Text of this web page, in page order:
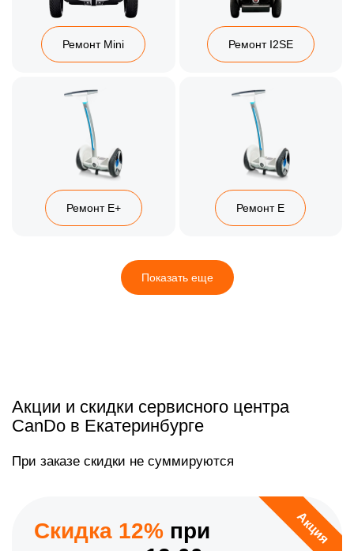
Ремонт Mini Ремонт I2SE
Ремонт E+ Ремонт E
Показать еще
Акции и скидки сервисного центра
CanDo в Екатеринбурге
При заказе скидки не суммируются
Акция
Скидка 12% при